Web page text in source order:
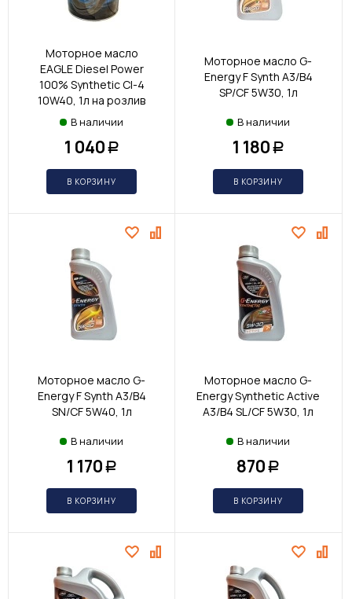
Моторное масло
EAGLE Diesel Power
100% Synthetic CI-4
10W40, 1л на розлив
В наличии
1 040 Р
В КОРЗИНУ
Моторное масло G-
Energy F Synth A3/B4
SP/CF 5W30, 1л
В наличии
1 180 Р
В КОРЗИНУ
Моторное масло G-
Energy F Synth A3/B4
SN/CF 5W40, 1л
В наличии
1 170 Р
В КОРЗИНУ
Моторное масло G-
Energy Synthetic Active
A3/B4 SL/CF 5W30, 1л
В наличии
870 Р
В КОРЗИНУ